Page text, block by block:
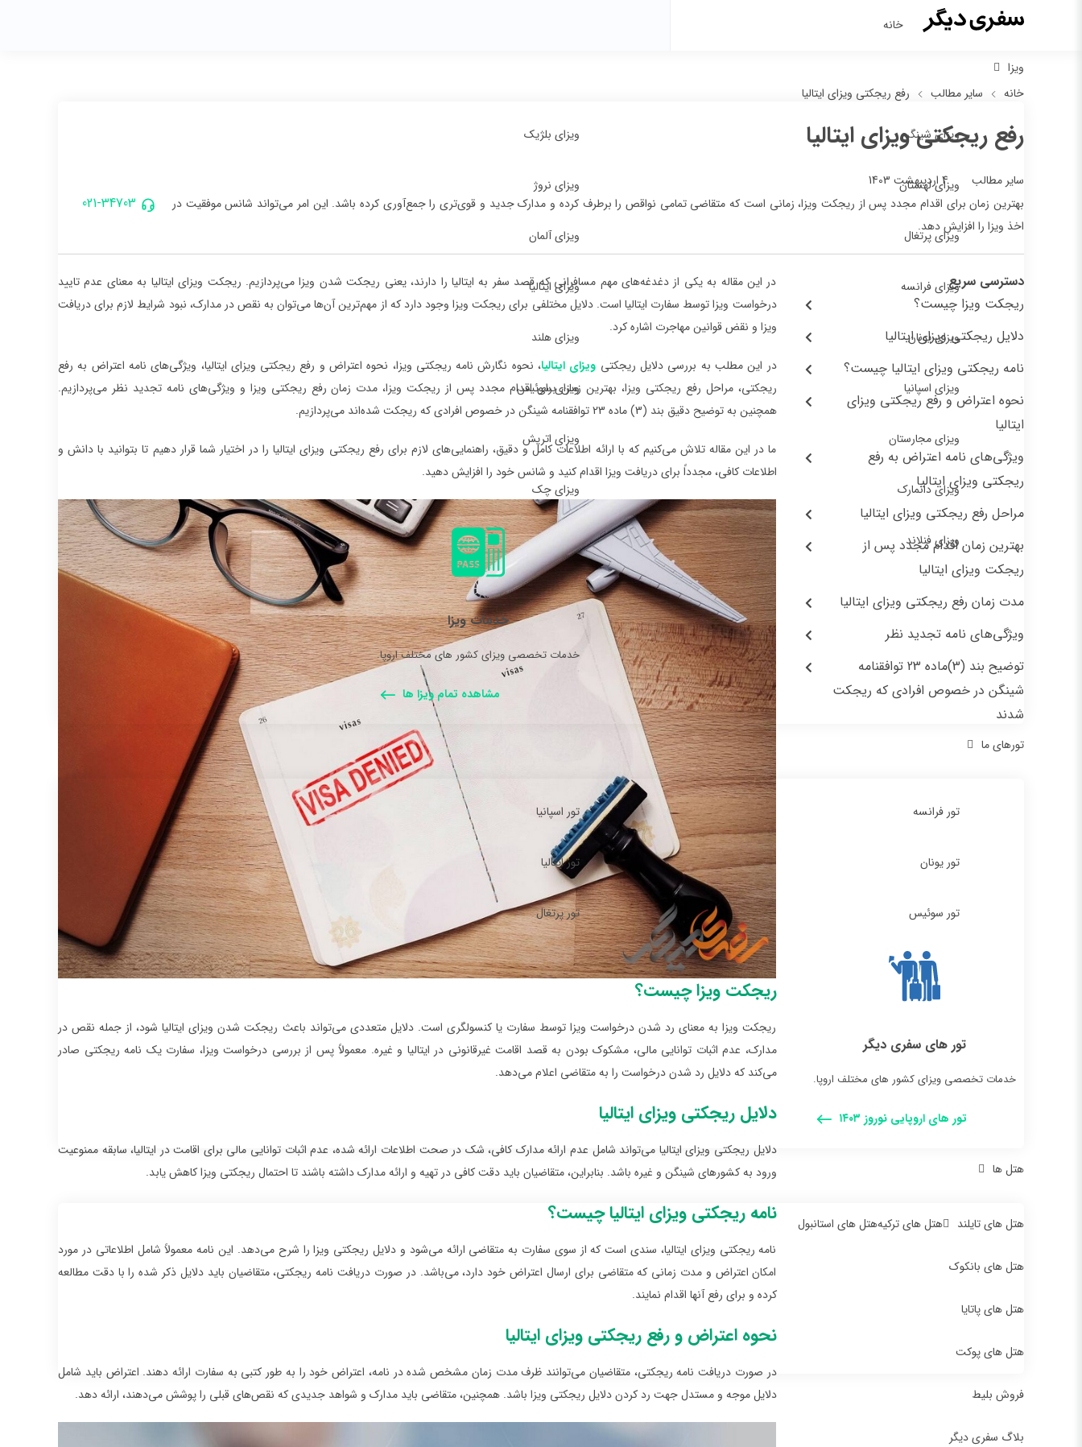
خانه
ویزا
ویزای شینگن ویزای بلژیک
ویزای لهستان ویزای نروژ
ویزای پرتغال ویزای آلمان
ویزای فرانسه ویزای ایتالیا
ویزای یونان ویزای هلند
ویزای اسپانیا ویزای سوئیس
ویزای مجارستان ویزای اتریش
ویزای دانمارک ویزای چک
ویزای فنلاند
خدمات ویزا
خدمات تخصصی ویزای کشور های مختلف اروپا.
مشاهده تمام ویزا ها
تورهای ما
تور فرانسه تور اسپانیا
تور یونان تور ایتالیا
تور سوئیس تور پرتغال
تور های سفری دیگر
خدمات تخصصی ویزای کشور های مختلف اروپا.
تور های اروپایی نوروز ۱۴۰۳
هتل ها
هتل های تایلند
هتل های بانکوک
هتل های پاتایا
هتل های پوکت
هتل های ترکیههتل های استانبول
فروش بلیط
بلاگ سفری دیگر
خانه سایر مطالب رفع ریجکتی ویزای ایتالیا
رفع ریجکتی ویزای ایتالیا
سایر مطالب 4 اردیبهشت 1403
021-34703
بهترین زمان برای اقدام مجدد پس از ریجکت ویزا، زمانی است که متقاضی تمامی نواقص را برطرف کرده و مدارک جدید و قوی‌تری را جمع‌آوری کرده باشد. این امر می‌تواند شانس موفقیت در
اخذ ویزا را افزایش دهد.
دسترسی سریع
ریجکت ویزا چیست؟
دلایل ریجکتی ویزای ایتالیا
نامه ریجکتی ویزای ایتالیا چیست؟
نحوه اعتراض و رفع ریجکتی ویزای
ایتالیا
ویژگی‌های نامه اعتراض به رفع
ریجکتی ویزای ایتالیا
مراحل رفع ریجکتی ویزای ایتالیا
بهترین زمان اقدام مجدد پس از
ریجکت ویزای ایتالیا
مدت زمان رفع ریجکتی ویزای ایتالیا
ویژگی‌های نامه تجدید نظر
توضیح بند (3)ماده 23 توافقنامه
شینگن در خصوص افرادی که ریجکت
شدند
در این مقاله به یکی از دغدغه‌های مهم مسافرانی که قصد سفر به ایتالیا را دارند، یعنی ریجکت شدن ویزا می‌پردازیم. ریجکت ویزای ایتالیا به معنای عدم تایید
درخواست ویزا توسط سفارت ایتالیا است. دلایل مختلفی برای ریجکت ویزا وجود دارد که از مهم‌ترین آن‌ها می‌توان به نقص در مدارک، نبود شرایط لازم برای دریافت
ویزا و نقض قوانین مهاجرت اشاره کرد.
در این مطلب به بررسی دلایل ریجکتی ویزای ایتالیا، نحوه نگارش نامه ریجکتی ویزا، نحوه اعتراض و رفع ریجکتی ویزای ایتالیا، ویژگی‌های نامه اعتراض به رفع
ریجکتی، مراحل رفع ریجکتی ویزا، بهترین زمان برای اقدام مجدد پس از ریجکت ویزا، مدت زمان رفع ریجکتی ویزا و ویژگی‌های نامه تجدید نظر می‌پردازیم.
همچنین به توضیح دقیق بند (3) ماده 23 توافقنامه شینگن در خصوص افرادی که ریجکت شده‌اند می‌پردازیم.
ما در این مقاله تلاش می‌کنیم که با ارائه اطلاعات کامل و دقیق، راهنمایی‌های لازم برای رفع ریجکتی ویزای ایتالیا را در اختیار شما قرار دهیم تا بتوانید با دانش و
اطلاعات کافی، مجدداً برای دریافت ویزا اقدام کنید و شانس خود را افزایش دهید.
ریجکت ویزا چیست؟
ریجکت ویزا به معنای رد شدن درخواست ویزا توسط سفارت یا کنسولگری است. دلایل متعددی می‌تواند باعث ریجکت شدن ویزای ایتالیا شود، از جمله نقص در
مدارک، عدم اثبات توانایی مالی، مشکوک بودن به قصد اقامت غیرقانونی در ایتالیا و غیره. معمولاً پس از بررسی درخواست ویزا، سفارت یک نامه ریجکتی صادر
می‌کند که دلایل رد شدن درخواست را به متقاضی اعلام می‌دهد.
دلایل ریجکتی ویزای ایتالیا
دلایل ریجکتی ویزای ایتالیا می‌تواند شامل عدم ارائه مدارک کافی، شک در صحت اطلاعات ارائه شده، عدم اثبات توانایی مالی برای اقامت در ایتالیا، سابقه ممنوعیت
ورود به کشورهای شینگن و غیره باشد. بنابراین، متقاضیان باید دقت کافی در تهیه و ارائه مدارک داشته باشند تا احتمال ریجکتی ویزا کاهش یابد.
نامه ریجکتی ویزای ایتالیا چیست؟
نامه ریجکتی ویزای ایتالیا، سندی است که از سوی سفارت به متقاضی ارائه می‌شود و دلایل ریجکتی ویزا را شرح می‌دهد. این نامه معمولاً شامل اطلاعاتی در مورد
امکان اعتراض و مدت زمانی که متقاضی برای ارسال اعتراض خود دارد، می‌باشد. در صورت دریافت نامه ریجکتی، متقاضیان باید دلایل ذکر شده را با دقت مطالعه
کرده و برای رفع آنها اقدام نمایند.
نحوه اعتراض و رفع ریجکتی ویزای ایتالیا
در صورت دریافت نامه ریجکتی، متقاضیان می‌توانند ظرف مدت زمان مشخص شده در نامه، اعتراض خود را به طور کتبی به سفارت ارائه دهند. اعتراض باید شامل
دلایل موجه و مستدل جهت رد کردن دلایل ریجکتی ویزا باشد. همچنین، متقاضی باید مدارک و شواهد جدیدی که نقص‌های قبلی را پوشش می‌دهند، ارائه دهد.